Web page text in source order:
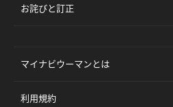
お詫びと訂正
マイナビウーマンとは
利用規約